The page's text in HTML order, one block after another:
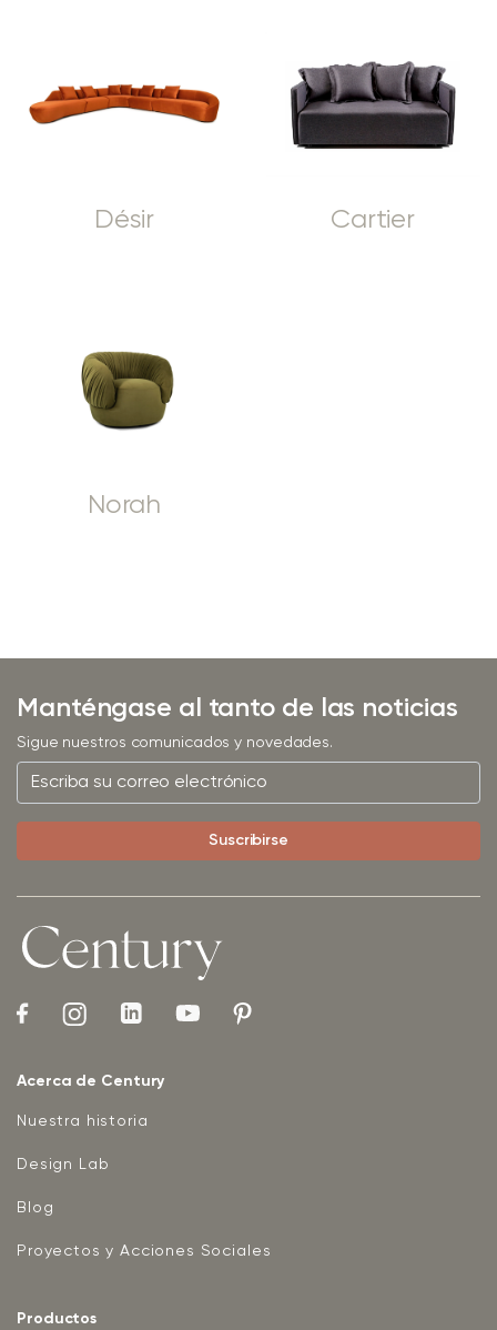
Désir Cartier
Norah
Manténgase al tanto de las noticias
Sigue nuestros comunicados y novedades.
Acerca de Century
Nuestra historia
Design Lab
Blog
Proyectos y Acciones Sociales
Productos